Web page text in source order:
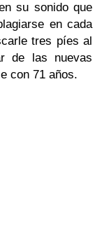
su sonido que
en cada
tres píes al
de las nuevas
con 71 años.